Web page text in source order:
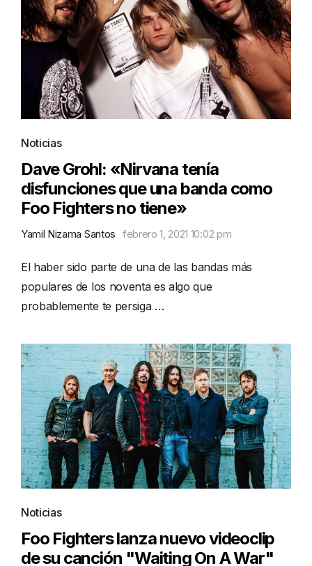
Noticias
Dave Grohl: «Nirvana tenía
disfunciones que una banda como
Foo Fighters no tiene»
Yamil Nizama Santos febrero 1, 2021 10:02 pm
El haber sido parte de una de las bandas más
populares de los noventa es algo que
probablemente te persiga …
Noticias
Foo Fighters lanza nuevo videoclip
de su canción "Waiting On A War"